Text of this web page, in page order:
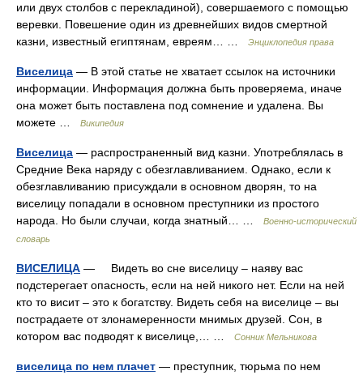
или двух столбов с перекладиной), совершаемого с помощью
веревки. Повешение один из древнейших видов смертной
казни, известный египтянам, евреям… …
Энциклопедия права
Виселица — В этой статье не хватает ссылок на источники
информации. Информация должна быть проверяема, иначе
она может быть поставлена под сомнение и удалена. Вы
можете …
Википедия
Виселица — распространенный вид казни. Употреблялась в
Средние Века наряду с обезглавливанием. Однако, если к
обезглавливанию присуждали в основном дворян, то на
виселицу попадали в основном преступники из простого
народа. Но были случаи, когда знатный… …
Военно-исторический
словарь
ВИСЕЛИЦА — Видеть во сне виселицу – наяву вас
подстерегает опасность, если на ней никого нет. Если на ней
кто то висит – это к богатству. Видеть себя на виселице – вы
пострадаете от злонамеренности мнимых друзей. Сон, в
котором вас подводят к виселице,… …
Сонник Мельникова
виселица по нем плачет — преступник, тюрьма по нем